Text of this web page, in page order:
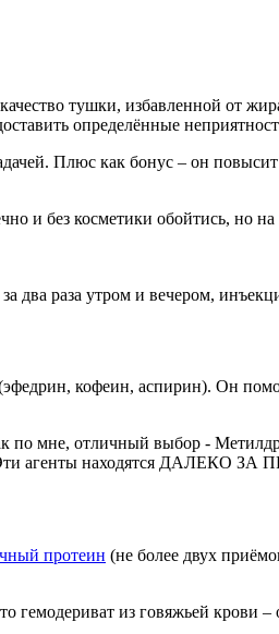
тушки, избавленной от
определённые
Плюс как бонус – он повысит
и без косметики обойтись, но
два раза утром и вечером,
кофеин, аспирин). Он
мне, отличный выбор -
агенты находятся ДАЛЕКО ЗА
протеин (не более двух
гемодериват из говяжьей